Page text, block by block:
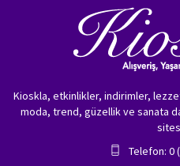
Kioskla, etkinlikler, indirimler,
moda, trend, güzellik ve sanata
Telefon: 0